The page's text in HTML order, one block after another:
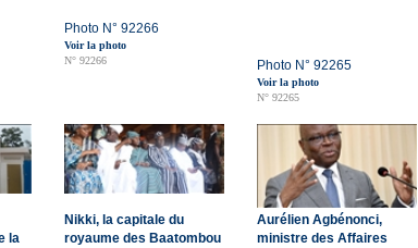
Photo N° 92266
Voir la photo
N° 92266
Photo N° 92265
Voir la photo
N° 92265
la
Nikki, la capitale du
royaume des Baatombou
Aurélien Agbénonci,
ministre des Affaires